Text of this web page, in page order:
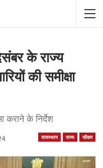
के राज्य
की समीक्षा
कराने के निर्देश
राजस्थान राज्य सीकर